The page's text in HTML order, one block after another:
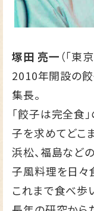
塚田 亮一（「東
2010年開設の
集長。
「餃子は完全食
子を求めてどこ
浜松、福島など
子風料理を日々
これまで食べ歩